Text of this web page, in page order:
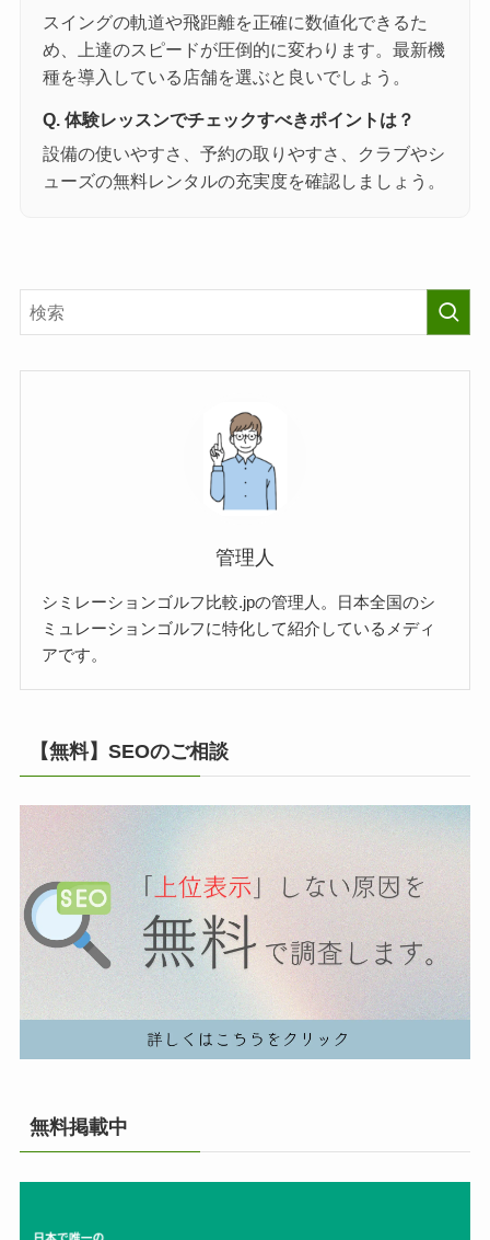
スイングの軌道や飛距離を正確に数値化できるた
め、上達のスピードが圧倒的に変わります。最新機
種を導入している店舗を選ぶと良いでしょう。
Q. 体験レッスンでチェックすべきポイントは？
設備の使いやすさ、予約の取りやすさ、クラブやシ
ューズの無料レンタルの充実度を確認しましょう。
管理人
シミレーションゴルフ比較.jpの管理人。日本全国のシ
ミュレーションゴルフに特化して紹介しているメディ
アです。
【無料】SEOのご相談
無料掲載中